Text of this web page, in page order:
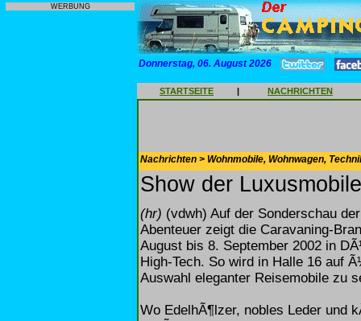
WERBUNG
Donnerstag, 06. August 2026
STARTSEITE | NACHRICHTEN
Nachrichten > Wohnmobile, Wohnwagen,
Show der
(hr) (vdwh) Auf der Sonderschau
Abenteuer zeigt die Caravaning-
August bis 8. September 2002 in
High-Tech. So wird in Halle 16 auf
Auswahl eleganter Reisemobile zu
Wo EdelhÃ¶lzer, nobles Leder und